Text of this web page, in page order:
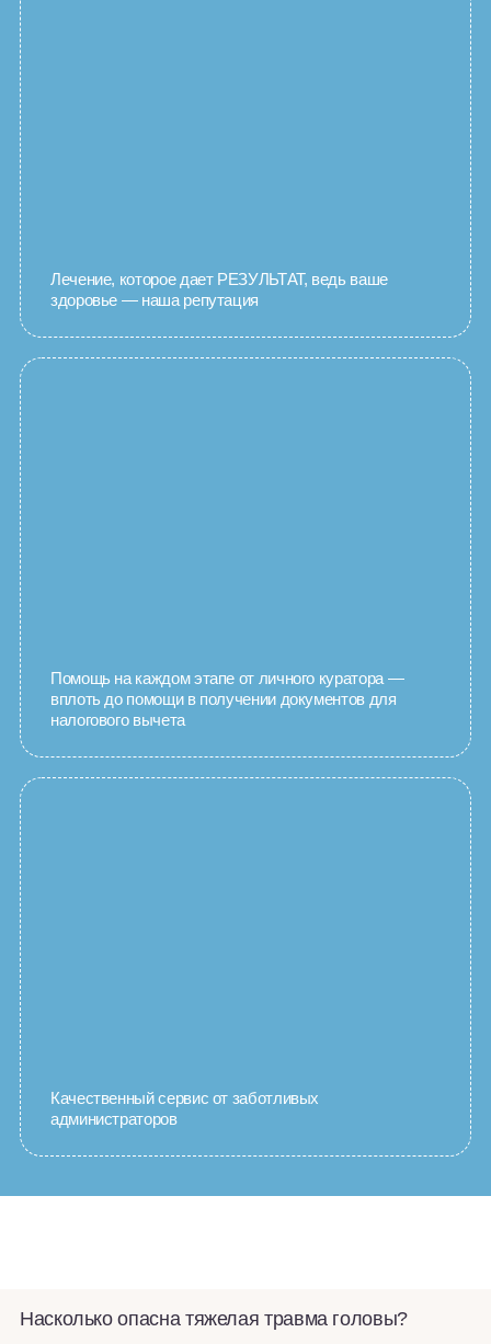
Лечение, которое дает РЕЗУЛЬТАТ, ведь ваше
здоровье — наша репутация
Помощь на каждом этапе от личного куратора —
вплоть до помощи в получении документов для
налогового вычета
Качественный сервис от заботливых
администраторов
Насколько опасна тяжелая травма головы?